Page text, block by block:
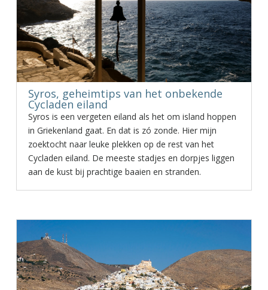
Syros, geheimtips van het onbekende
Cycladen eiland
Syros is een vergeten eiland als het om island hoppen
in Griekenland gaat. En dat is zó zonde. Hier mijn
zoektocht naar leuke plekken op de rest van het
Cycladen eiland. De meeste stadjes en dorpjes liggen
aan de kust bij prachtige baaien en stranden.